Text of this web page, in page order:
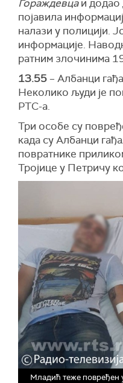
Гораждевцаи додао
појавила
налази у полицији.
информације.
ратним злочинима
13.55 – Албанци
Неколико људи је
РТС-а.
Три особе су
када су Албанци
повратнике
Тројице у Петричу
Младић теже повређен